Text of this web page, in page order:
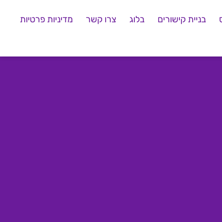
בניית קישורים בלוג צרו קשר מדיניות פרטיות